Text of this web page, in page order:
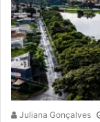
Juliana Gonçalves